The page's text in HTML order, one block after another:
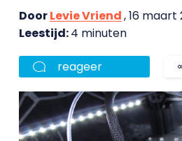
DoorLevie Vriend, 16 maart
Leestijd:4 minuten
reageer